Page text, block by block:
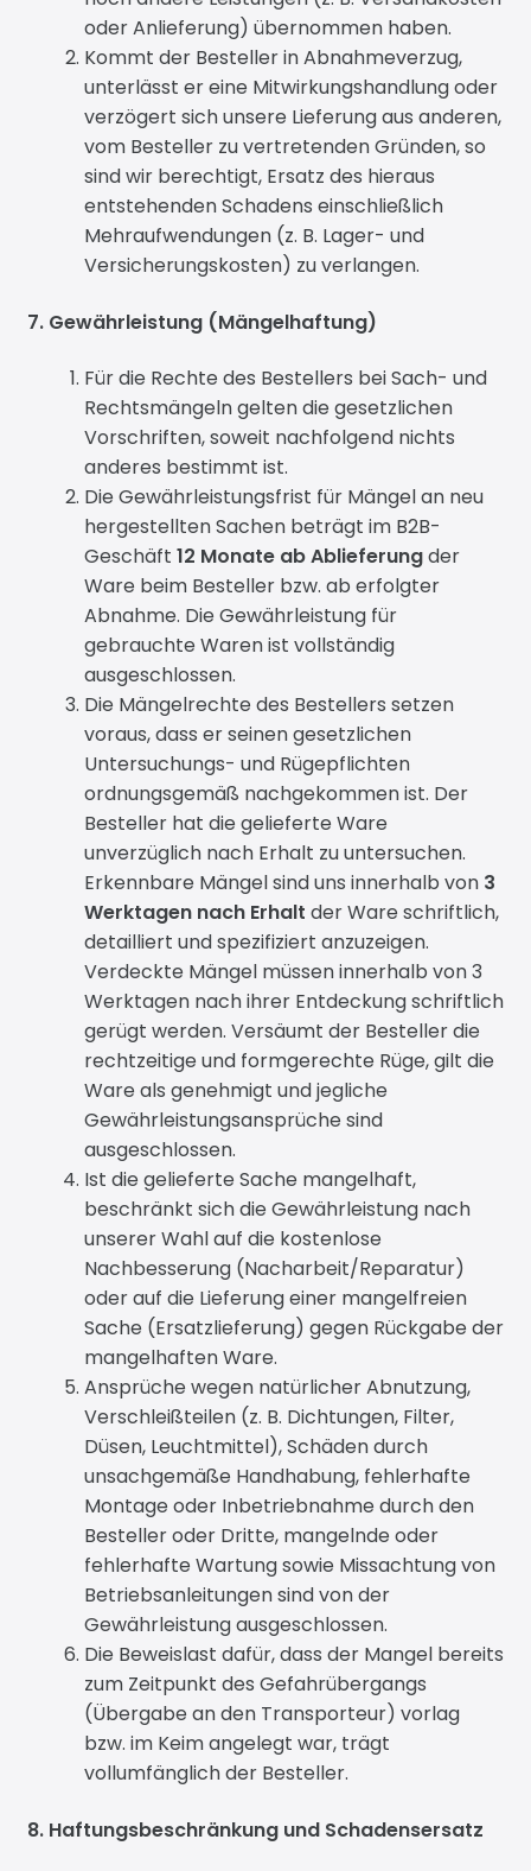
oder Anlieferung) übernommen haben.
Kommt der Besteller in Abnahmeverzug,
unterlässt er eine Mitwirkungshandlung oder
verzögert sich unsere Lieferung aus anderen,
vom Besteller zu vertretenden Gründen, so
sind wir berechtigt, Ersatz des hieraus
entstehenden Schadens einschließlich
Mehraufwendungen (z. B. Lager- und
Versicherungskosten) zu verlangen.
7. Gewährleistung (Mängelhaftung)
Für die Rechte des Bestellers bei Sach- und
Rechtsmängeln gelten die gesetzlichen
Vorschriften, soweit nachfolgend nichts
anderes bestimmt ist.
Die Gewährleistungsfrist für Mängel an neu
hergestellten Sachen beträgt im B2B-
Geschäft 12 Monate ab Ablieferungder
Ware beim Besteller bzw. ab erfolgter
Abnahme. Die Gewährleistung für
gebrauchte Waren ist vollständig
ausgeschlossen.
Die Mängelrechte des Bestellers setzen
voraus, dass er seinen gesetzlichen
Untersuchungs- und Rügepflichten
ordnungsgemäß nachgekommen ist. Der
Besteller hat die gelieferte Ware
unverzüglich nach Erhalt zu untersuchen.
Erkennbare Mängel sind uns innerhalb von 3
Werktagen nach Erhalt der Ware schriftlich,
detailliert und spezifiziert anzuzeigen.
Verdeckte Mängel müssen innerhalb von 3
Werktagen nach ihrer Entdeckung schriftlich
gerügt werden. Versäumt der Besteller die
rechtzeitige und formgerechte Rüge, gilt die
Ware als genehmigt und jegliche
Gewährleistungsansprüche sind
ausgeschlossen.
Ist die gelieferte Sache mangelhaft,
beschränkt sich die Gewährleistung nach
unserer Wahl auf die kostenlose
Nachbesserung (Nacharbeit/Reparatur)
oder auf die Lieferung einer mangelfreien
Sache (Ersatzlieferung) gegen Rückgabe der
mangelhaften Ware.
Ansprüche wegen natürlicher Abnutzung,
Verschleißteilen (z. B. Dichtungen, Filter,
Düsen, Leuchtmittel), Schäden durch
unsachgemäße Handhabung, fehlerhafte
Montage oder Inbetriebnahme durch den
Besteller oder Dritte, mangelnde oder
fehlerhafte Wartung sowie Missachtung von
Betriebsanleitungen sind von der
Gewährleistung ausgeschlossen.
Die Beweislast dafür, dass der Mangel bereits
zum Zeitpunkt des Gefahrübergangs
(Übergabe an den Transporteur) vorlag
bzw. im Keim angelegt war, trägt
vollumfänglich der Besteller.
8. Haftungsbeschränkung und Schadensersatz